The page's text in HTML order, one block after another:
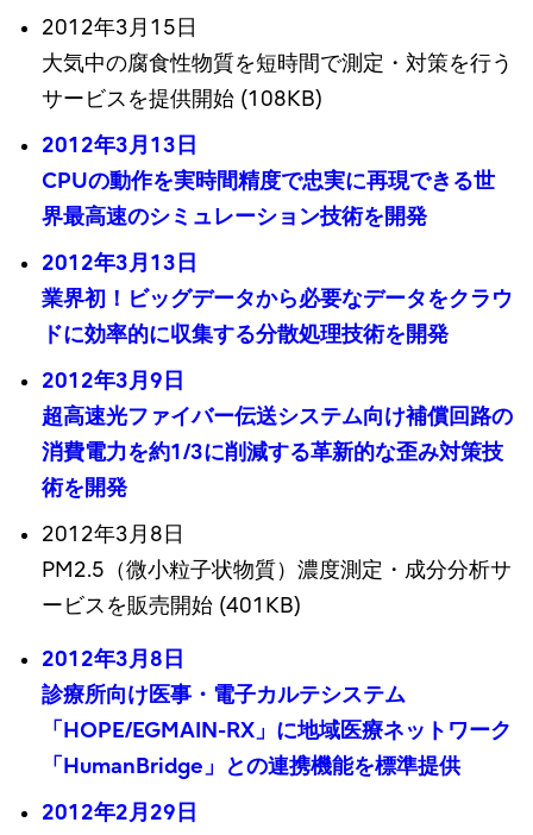
2012年3月15日
大気中の腐食性物質を短時間で測定・対策を行う
サービスを提供開始 (108KB)
2012年3月13日
CPUの動作を実時間精度で忠実に再現できる世
界最高速のシミュレーション技術を開発
2012年3月13日
業界初！ビッグデータから必要なデータをクラウ
ドに効率的に収集する分散処理技術を開発
2012年3月9日
超高速光ファイバー伝送システム向け補償回路の
消費電力を約1/3に削減する革新的な歪み対策技
術を開発
2012年3月8日
PM2.5（微小粒子状物質）濃度測定・成分分析サ
ービスを販売開始 (401KB)
2012年3月8日
診療所向け医事・電子カルテシステム
「HOPE/EGMAIN-RX」に地域医療ネットワーク
「HumanBridge」との連携機能を標準提供
2012年2月29日